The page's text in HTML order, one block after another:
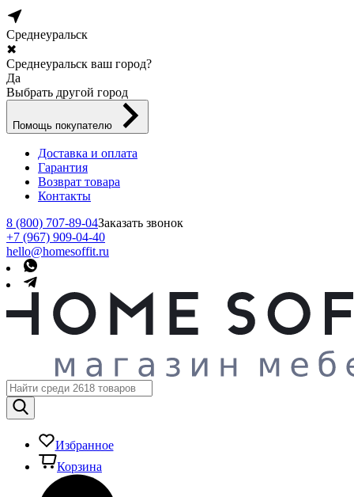
Среднеуральск
✖
Среднеуральск ваш город?
Да
Выбрать другой город
Помощь покупателю
Доставка и оплата
Гарантия
Возврат товара
Контакты
8 (800) 707-89-04Заказать звонок
+7 (967) 909-04-40
hello@homesoffit.ru
Избранное
Корзина